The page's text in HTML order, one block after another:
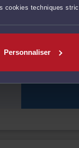
cookies techniques
Personnaliser
TTC Poser une
Voir sa Grille indicative